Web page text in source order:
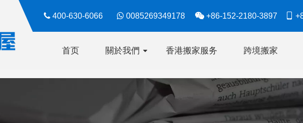
 400-630-6066  0085269349178  +86-152-2180-3897 
首页 關於我們 香港搬家服务 跨境搬家